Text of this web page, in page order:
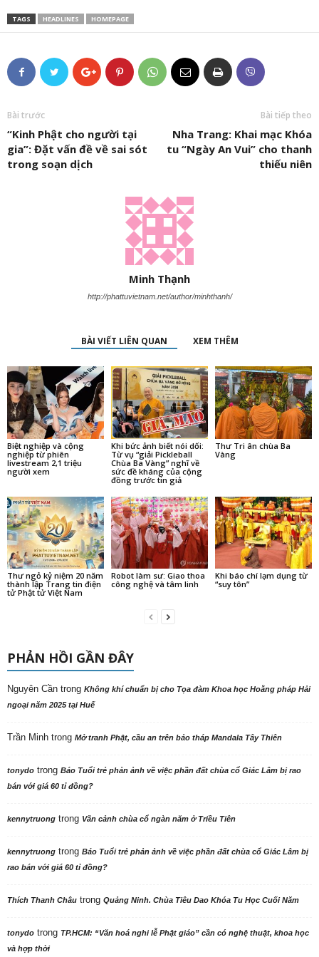
TAGS HEADLINES HOMEPAGE
Bài trước
“Kinh Phật cho người tại
gia”: Đặt vấn đề về sai sót
trong soạn dịch
Bài tiếp theo
Nha Trang: Khai mạc Khóa
tu “Ngày An Vui” cho thanh
thiếu niên
Minh Thạnh
http://phattuvietnam.net/author/minhthanh/
BÀI VIẾT LIÊN QUAN XEM THÊM
Biệt nghiệp và cộng
nghiệp từ phiên
livestream 2,1 triệu
người xem
Khi bức ảnh biết nói dối:
Từ vụ “giải Pickleball
Chùa Ba Vàng” nghĩ về
sức đề kháng của cộng
đồng trước tin giả
Thư Tri ân chùa Ba
Vàng
Thư ngỏ kỷ niệm 20 năm
thành lập Trang tin điện
tử Phật tử Việt Nam
Robot làm sư: Giao thoa
công nghệ và tâm linh
Khi báo chí lạm dụng từ
“suy tôn”
PHẢN HỒI GẦN ĐÂY
Nguyên Cần trong Không khí chuẩn bị cho Tọa đàm Khoa học Hoằng pháp Hải
ngoại năm 2025 tại Huế
Trần Minh trong Mở tranh Phật, cầu an trên bảo tháp Mandala Tây Thiên
tonydo trong Báo Tuổi trẻ phản ảnh về việc phần đất chùa cổ Giác Lâm bị rao
bán với giá 60 tỉ đồng?
kennytruong trong Vãn cảnh chùa cổ ngàn năm ở Triều Tiên
kennytruong trong Báo Tuổi trẻ phản ảnh về việc phần đất chùa cổ Giác Lâm bị
rao bán với giá 60 tỉ đồng?
Thích Thanh Châu trong Quảng Ninh. Chùa Tiêu Dao Khóa Tu Học Cuối Năm
tonydo trong TP.HCM: “Văn hoá nghi lễ Phật giáo” cần có nghệ thuật, khoa học
và hợp thời